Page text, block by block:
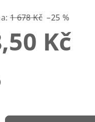
1 678 Kč –25 %
Kč